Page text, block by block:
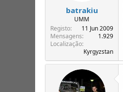
batrakiu
UMM
Registo
11 Jun 2009
Mensagens
1.929
Localização
Kyrgyzstan